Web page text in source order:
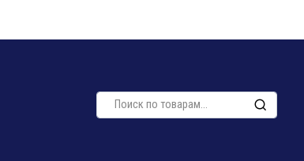
Искать: